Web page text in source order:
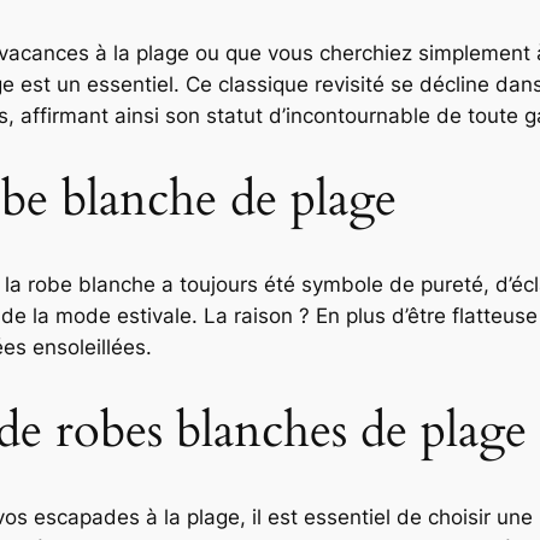
à la plage ou que vous cherchiez
est un essentiel. Ce classique revisité se décline
affirmant ainsi son statut d’incontournable de toute
blanche de plage
robe blanche a toujours été symbole de pureté,
la mode estivale. La raison ? En plus d’être
ensoleillées.
robes blanches de plage
escapades à la plage, il est essentiel de choisir